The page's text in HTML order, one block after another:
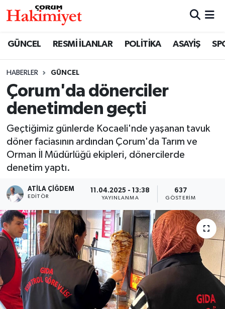
GÜNCEL RESMİ İLANLAR POLİTİKA ASAYİŞ
HABERLER GÜNCEL
Çorum'da dönerciler
denetimden geçti
Geçtiğimiz günlerde Kocaeli'nde yaşanan tavuk
döner faciasının ardından Çorum'da Tarım ve
Orman İl Müdürlüğü ekipleri, dönercilerde
denetim yaptı.
ATILA ÇIĞDEM
EDITÖR
11.04.2025 - 13:38
YAYINLANMA
637
GÖSTERIM
SAĞLIK
ASAYİŞ
EKONOMİ
GÜNCEL
AKTÜEL
EĞİTİM
İLÇELER
OTOPARK
TEKNOLOJİ
Nöbetçi Eczaneler
Çorum Namaz Vakitleri
Trafik Durumu
Süper Lig Puan Durumu ve Fikstür
Tüm Manşetler
Son Dakika Haberleri
Haber Arşivi